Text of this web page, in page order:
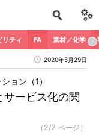
リティ FA 素材／化学
2020年5月29日
ービス化の関
ョン（1）
（2/2 ページ）